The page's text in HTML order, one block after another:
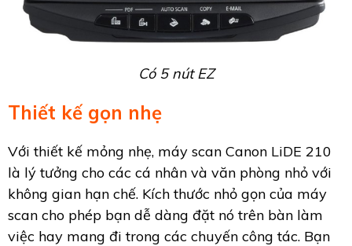
Có 5 nút EZ
Thiết kế gọn nhẹ
Với thiết kế mỏng nhẹ, máy scan Canon LiDE 210
là lý tưởng cho các cá nhân và văn phòng nhỏ với
không gian hạn chế. Kích thước nhỏ gọn của máy
scan cho phép bạn dễ dàng đặt nó trên bàn làm
việc hay mang đi trong các chuyến công tác. Bạn